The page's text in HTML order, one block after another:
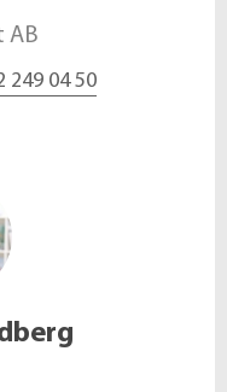
AB
249 04 50